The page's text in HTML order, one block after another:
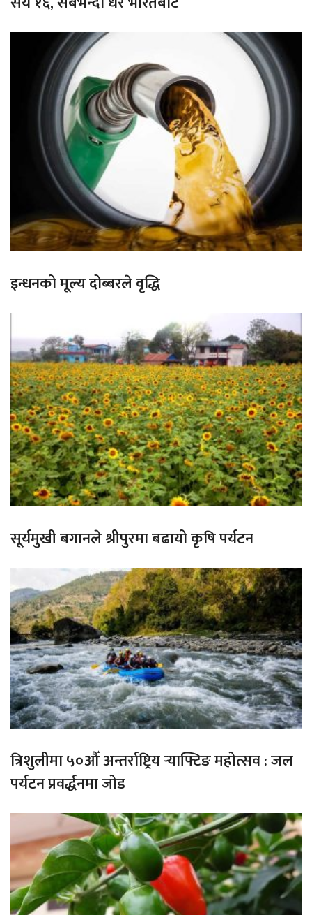
इन्धनको मूल्य दोब्बरले वृद्धि
सूर्यमुखी बगानले श्रीपुरमा बढायो कृषि पर्यटन
त्रिशुलीमा ५०औँ अन्तर्राष्ट्रिय र्‍याफ्टिङ महोत्सव : जल
पर्यटन प्रवर्द्धनमा जोड